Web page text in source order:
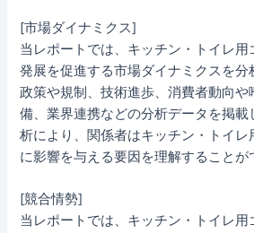
[市場ダイナミクス]
当レポートでは、キッチン・トイレ用
発展を促進する市場ダイナミクスを
政策や規制、技術進歩、消費者動向や
備、業界連携などの分析データを掲載
析により、関係者はキッチン・トイレ
に影響を与える要因を理解することが
[競合情勢]
当レポートでは、キッチン・トイレ用